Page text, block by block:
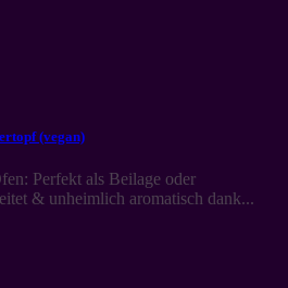
(vegan)
Perfekt als Beilage oder
& unheimlich aromatisch dank...